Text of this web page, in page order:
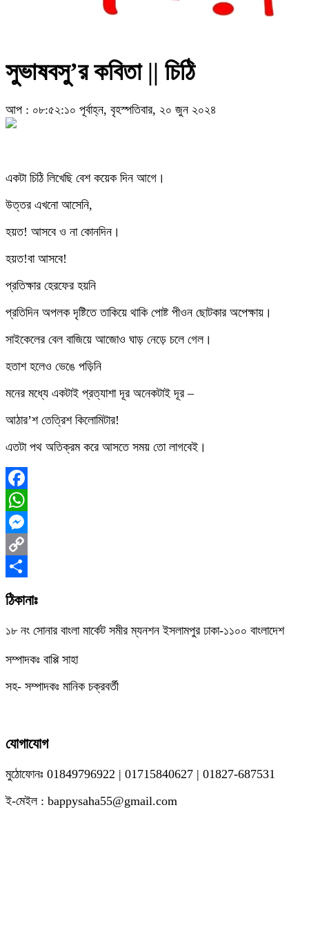
সুভাষবসু’র কবিতা || চিঠি
আপ : ০৮:৫২:১০ পূর্বাহ্ন, বৃহস্পতিবার, ২০ জুন ২০২৪
একটা চিঠি লিখে‌ছি বেশ কয়েক দিন আগে।
উত্তর এখনো আসেনি,
হয়ত! আসবে ও না কোনদিন।
হয়ত!বা আসবে!
প্রতিক্ষার হেরফের হয়নি
প্রতিদিন অপলক দৃষ্টিতে তাকিয়ে থাকি পোষ্ট পীওন ছোটকার অপেক্ষায়।
সাইকেলের বেল বাজিয়ে আজোও ঘাড়‌ নেড়ে চলে গেল।
হতাশ হলেও ভেঙে পড়িনি
মনের মধ্যে একটাই প্রত্যাশা দূর অনেকটাই দূর –
আঠার’শ তেত্রিশ কিলোমিটার!
এতটা পথ অতিক্রম করে আসতে সময়‌ তো লাগবেই।
Facebook
WhatsApp
Messenger
Copy
Link
Share
ঠিকানাঃ
১৮ নং সোনার বাংলা মার্কেট সমীর ম্যনশন ইসলামপুর ঢাকা-১১০০ বাংলাদেশ
সম্পাদকঃ বাপ্পি সাহা
সহ- সম্পাদকঃ মানিক চক্রবর্তী
যোগাযোগ
মুঠোফোনঃ 01849796922 | 01715840627 | 01827-687531
ই-মেইল : bappysaha55@gmail.com